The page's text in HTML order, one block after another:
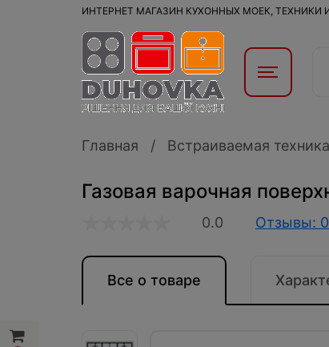
ИНТЕРНЕТ МАГАЗИН КУХОННЫХ МОЕК, ТЕХНИКИ
Главная Встраиваемая техника
Газовая варочная
0.0 Отзывы: 0
Все о товаре